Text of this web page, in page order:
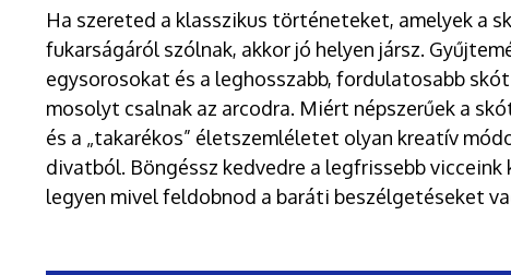
Ha szereted a klasszikus történeteket, amelyek a
fukarságáról szólnak, akkor jó helyen jársz.
egysorosokat és a leghosszabb, fordulatosabb
mosolyt csalnak az arcodra. Miért népszerűek a
és a „takarékos” életszemléletet olyan kreatív
divatból. Böngéssz kedvedre a legfrissebb
legyen mivel feldobnod a baráti beszélgetéseket